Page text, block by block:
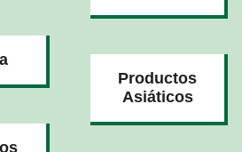
Productos
Asiáticos